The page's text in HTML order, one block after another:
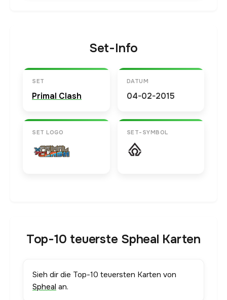
Set-Info
SET
Primal Clash
DATUM
04-02-2015
SET LOGO SET-SYMBOL
Top-10 teuerste Spheal Karten
Sieh dir die Top-10 teuersten Karten von
Spheal an.